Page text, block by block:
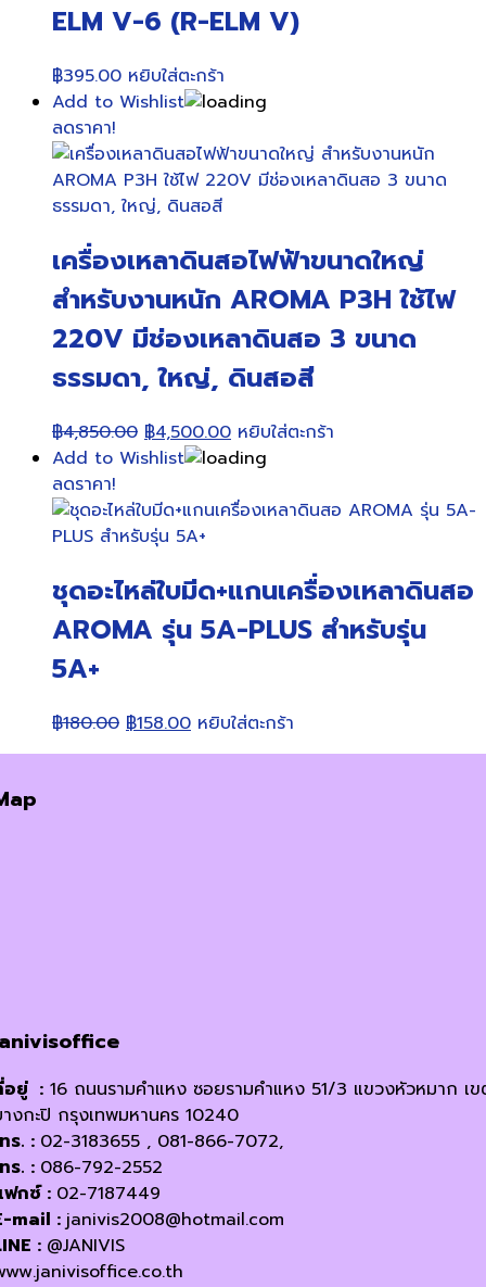
options
may
product
page
ELM V-6 (R-ELM V)
฿395.00 หยิบใส่ตะกร้า
Add to Wishlist
ลดราคา!
เครื่องเหลาดินสอไฟฟ้าขนาดใหญ่
สำหรับงานหนัก AROMA P3H ใช้ไฟ
220V มีช่องเหลาดินสอ 3 ขนาด
ธรรมดา, ใหญ่, ดินสอสี
฿4,850.00 Original
price
฿4,850.00.
฿4,500.00Current
price
฿4,500.00.
หยิบใส่ตะกร้า
Add to Wishlist
ลดราคา!
ชุดอะไหล่ใบมีด+แกนเครื่องเหลาดินสอ
AROMA รุ่น 5A-PLUS สำหรับรุ่น
5A+
฿180.00 Original
price
฿158.00Current
price
หยิบใส่ตะกร้า
อยู่ : 16 ถนนรามคำแหง ซอยรามคำแหง 51/3 แขวงหัวหมาก เ
งกะปิ กรุงเทพมหานคร 10240
ร. : 02-3183655 , 081-866-7072,
ร. : 086-792-2552
กซ์ : 02-7187449
mail : janivis2008@hotmail.com
: @JANIVIS